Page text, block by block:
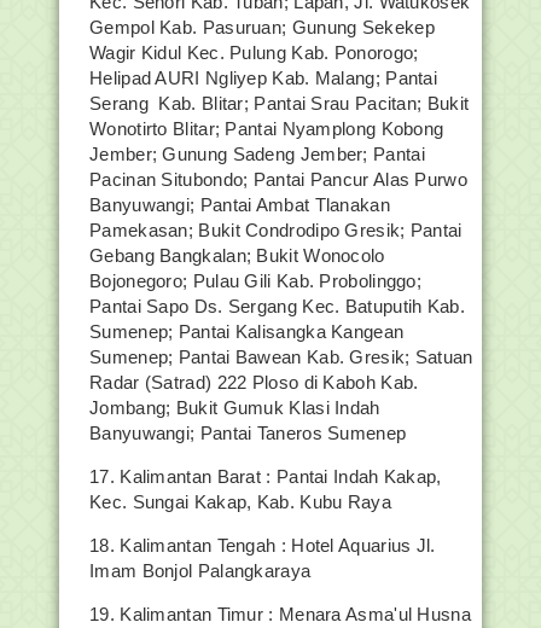
Gempol Kab. Pasuruan; Gunung Sekekep
Wagir Kidul Kec. Pulung Kab. Ponorogo;
Helipad AURI Ngliyep Kab. Malang; Pantai
Serang Kab. Blitar; Pantai Srau Pacitan; Bukit
Wonotirto Blitar; Pantai Nyamplong Kobong
Jember; Gunung Sadeng Jember; Pantai
Pacinan Situbondo; Pantai Pancur Alas Purwo
Banyuwangi; Pantai Ambat Tlanakan
Pamekasan; Bukit Condrodipo Gresik; Pantai
Gebang Bangkalan; Bukit Wonocolo
Bojonegoro; Pulau Gili Kab. Probolinggo;
Pantai Sapo Ds. Sergang Kec. Batuputih Kab.
Sumenep; Pantai Kalisangka Kangean
Sumenep; Pantai Bawean Kab. Gresik; Satuan
Radar (Satrad) 222 Ploso di Kaboh Kab.
Jombang; Bukit Gumuk Klasi Indah
Banyuwangi; Pantai Taneros Sumenep
17. Kalimantan Barat : Pantai Indah Kakap,
Kec. Sungai Kakap, Kab. Kubu Raya
18. Kalimantan Tengah : Hotel Aquarius Jl.
Imam Bonjol Palangkaraya
19. Kalimantan Timur : Menara Asma'ul Husna